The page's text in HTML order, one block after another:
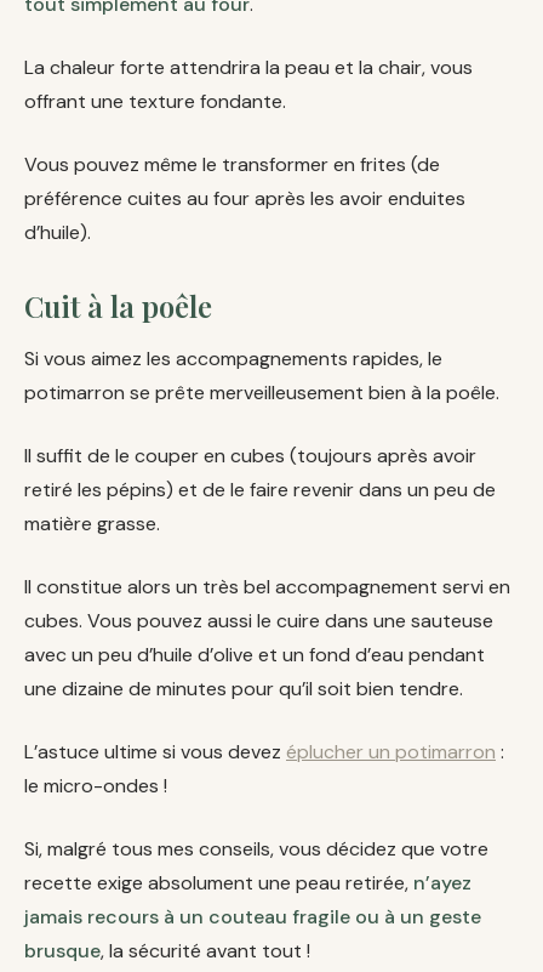
La chaleur forte attendrira la peau et la chair, vous
offrant une texture fondante.
Vous pouvez même le transformer en frites (de
préférence cuites au four après les avoir enduites
d’huile).
Cuit à la poêle
Si vous aimez les accompagnements rapides, le
potimarron se prête merveilleusement bien à la poêle.
Il suffit de le couper en cubes (toujours après avoir
retiré les pépins) et de le faire revenir dans un peu de
matière grasse.
Il constitue alors un très bel accompagnement servi en
cubes. Vous pouvez aussi le cuire dans une sauteuse
avec un peu d’huile d’olive et un fond d’eau pendant
une dizaine de minutes pour qu’il soit bien tendre.
L’astuce ultime si vous devez éplucher un potimarron :
le micro-ondes !
Si, malgré tous mes conseils, vous décidez que votre
recette exige absolument une peau retirée, n’ayez
jamais recours à un couteau fragile ou à un geste
brusque, la sécurité avant tout !